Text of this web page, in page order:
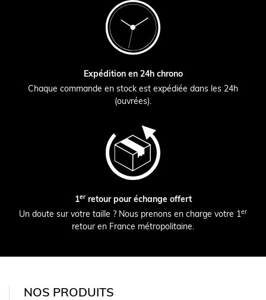
Expédition en 24h chrono
Chaque commande en stock est expédiée dans les 24h
(ouvrées).
1erretour pour échange offert
Un doute sur votre taille ? Nous prenons en charge votre 1er
retour en France métropolitaine.
NOS PRODUITS